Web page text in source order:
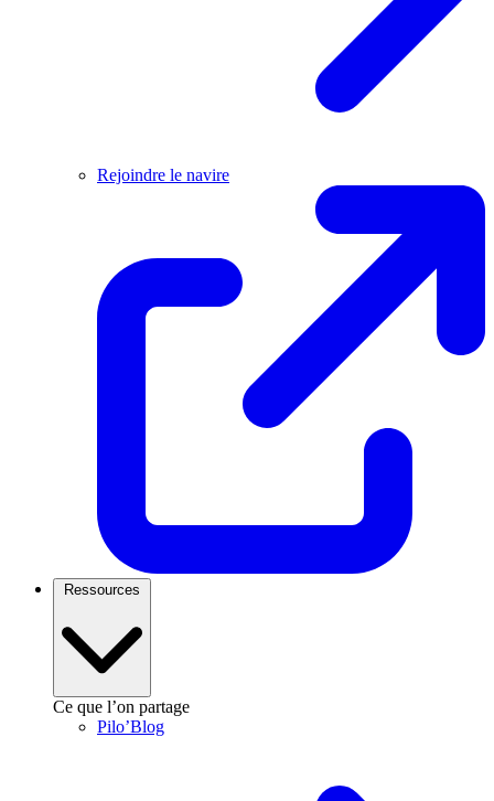
Rejoindre le navire
Ressources
Ce que l’on partage
Pilo’Blog